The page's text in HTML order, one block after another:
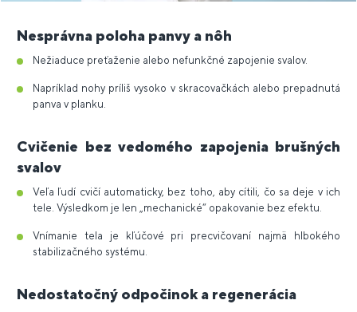
Nesprávna poloha panvy a nôh
Nežiaduce preťaženie alebo nefunkčné zapojenie svalov.
Napríklad nohy príliš vysoko v skracovačkách alebo prepadnutá
panva v planku.
Cvičenie bez vedomého zapojenia brušných
svalov
Veľa ľudí cvičí automaticky, bez toho, aby cítili, čo sa deje v ich
tele. Výsledkom je len „mechanické“ opakovanie bez efektu.
Vnímanie tela je kľúčové pri precvičovaní najmä hlbokého
stabilizačného systému.
Nedostatočný odpočinok a regenerácia